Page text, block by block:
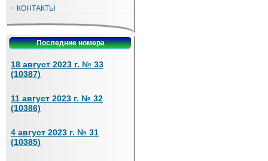
КОНТАКТЫ
Последние номера
18 август 2023 г. № 33
(10387)
11 август 2023 г. № 32
(10386)
4 август 2023 г. № 31
(10385)